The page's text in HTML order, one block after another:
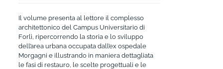
Il volume presenta al lettore il complesso
architettonico del Campus Universitario di
Forlì, ripercorrendo la storia e lo sviluppo
dell’area urbana occupata dall’ex ospedale
Morgagni e illustrando in maniera dettagliata
le fasi di restauro, le scelte progettuali e le